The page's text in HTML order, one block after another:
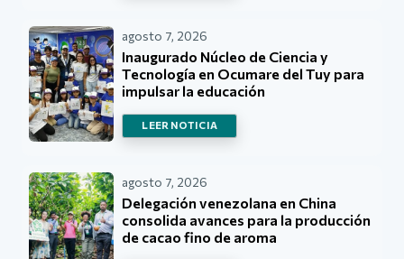
agosto 7, 2026
Inaugurado Núcleo de Ciencia y
Tecnología en Ocumare del Tuy para
impulsar la educación
LEER NOTICIA
agosto 7, 2026
Delegación venezolana en China
consolida avances para la producción
de cacao fino de aroma